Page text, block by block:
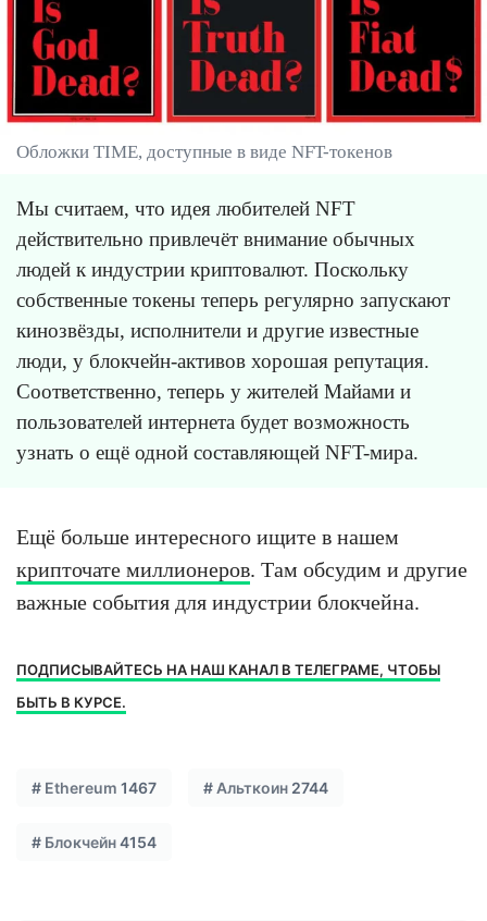
Обложки TIME, доступные в виде NFT-токенов
Мы считаем, что идея любителей NFT
действительно привлечёт внимание обычных
людей к индустрии криптовалют. Поскольку
собственные токены теперь регулярно запускают
кинозвёзды, исполнители и другие известные
люди, у блокчейн-активов хорошая репутация.
Соответственно, теперь у жителей Майами и
пользователей интернета будет возможность
узнать о ещё одной составляющей NFT-мира.
Ещё больше интересного ищите в нашем
крипточате миллионеров. Там обсудим и другие
важные события для индустрии блокчейна.
ПОДПИСЫВАЙТЕСЬ НА НАШ КАНАЛ В ТЕЛЕГРАМЕ, ЧТОБЫ
БЫТЬ В КУРСЕ.
# Ethereum 1467 # Альткоин 2744
# Блокчейн4154